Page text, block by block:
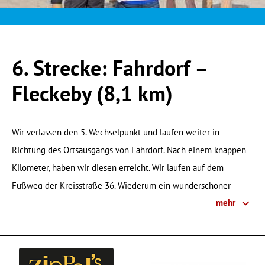
Kleidertransport
6. Strecke
7. Strecke
9. Strecke
10. Strecke
6. Strecke: Fahrdorf –
Fleckeby (8,1 km)
Wir verlassen den 5. Wechselpunkt und laufen weiter in
Richtung des Ortsausgangs von Fahrdorf. Nach einem knappen
Kilometer, haben wir diesen erreicht. Wir laufen auf dem
Fußweg der Kreisstraße 36. Wiederum ein wunderschöner
Abschnitt. Links und rechts: Felder. Was für ein toller Blick auf
Dorfstraße nach Stexwig, durchqueren den Ort und biegen nach
einem Kilometer links in die Bäderstraße nach Borgwedel. Wir
mehr